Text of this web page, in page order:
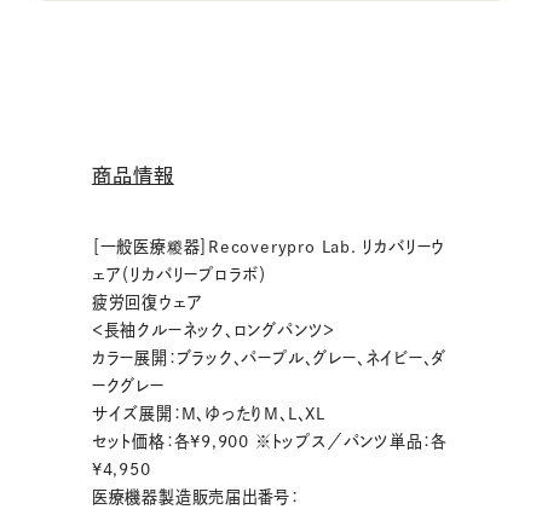
商品情報
［一般医療糉器］Recoverypro Lab. リカバリーウ
ェア（リカバリープロラボ）
疲労回復ウェア
＜長袖クルーネック、ロングパンツ＞
カラー展開：ブラック、パープル、グレー、ネイビー、ダ
ークグレー
サイズ展開：M、ゆったりM、L、XL
セット価格：各¥9,900 ※トップス／パンツ単品：各
¥4,950
医療機器製造販売届出番号：